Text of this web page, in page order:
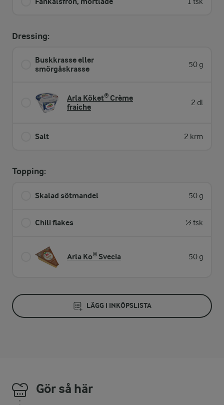
Dressing:
Buskkrasse eller
smörgåskrasse
50 g
Arla Köket® Crème
fraiche
2 dl
Salt 2 krm
Topping:
Skalad sötmandel 50 g
Chili flakes ½ tsk
Arla Ko® Svecia 50 g
LÄGG I INKÖPSLISTA
Gör så här